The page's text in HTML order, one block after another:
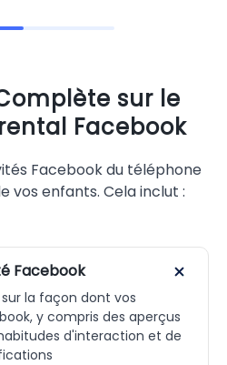
sur le
Facebook
Facebook du téléphone
vos enfants. Cela inclut :
Facebook
la façon dont vos
y compris des aperçus
d'interaction et de